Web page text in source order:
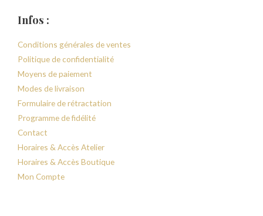
Infos :
Conditions générales de ventes
Politique de confidentialité
Moyens de paiement
Modes de livraison
Formulaire de rétractation
Programme de fidélité
Contact
Horaires & Accès Atelier
Horaires & Accès Boutique
Mon Compte